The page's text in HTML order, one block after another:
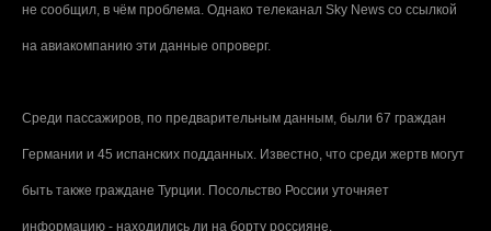
не сообщил, в чём проблема. Однако телеканал Sky News со ссылкой
на авиакомпанию эти данные опроверг.
Среди пассажиров, по предварительным данным, были 67 граждан
Германии и 45 испанских подданных. Известно, что среди жертв могут
быть также граждане Турции. Посольство России уточняет
информацию - находились ли на борту россияне.